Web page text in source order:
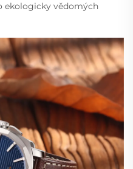
ekologicky vědomých